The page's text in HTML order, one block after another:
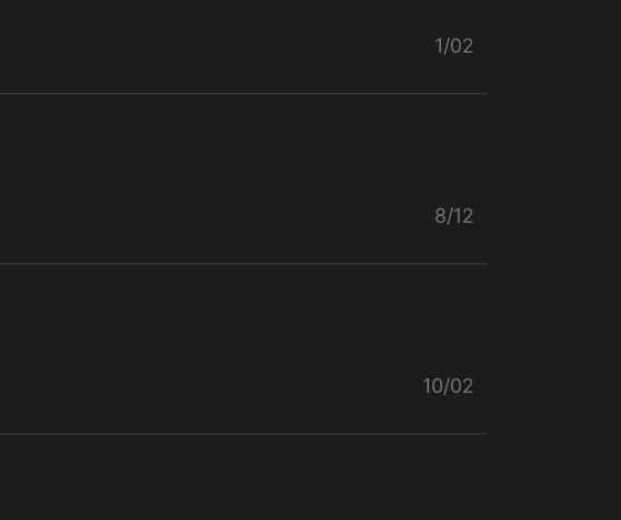
1/02
8/12
10/02